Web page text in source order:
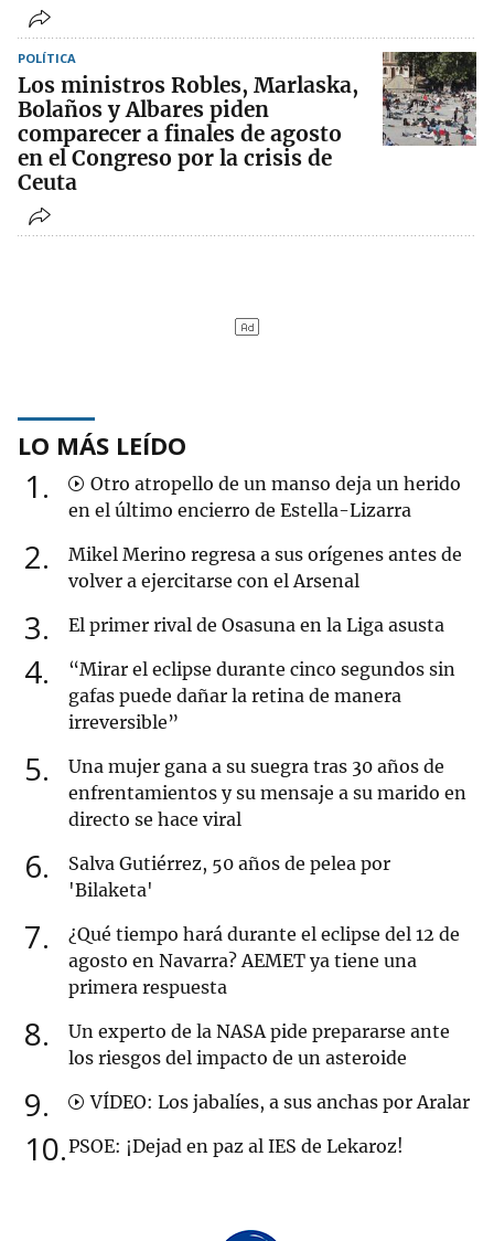
POLÍTICA
Los ministros Robles, Marlaska,
Bolaños y Albares piden
comparecer a finales de agosto
en el Congreso por la crisis de
Ceuta
LO MÁS LEÍDO
1
Otro atropello de un manso deja un herido
en el último encierro de Estella-Lizarra
2
Mikel Merino regresa a sus orígenes antes de
volver a ejercitarse con el Arsenal
3 El primer rival de Osasuna en la Liga asusta
4
“Mirar el eclipse durante cinco segundos sin
gafas puede dañar la retina de manera
irreversible”
5
Una mujer gana a su suegra tras 30 años de
enfrentamientos y su mensaje a su marido en
directo se hace viral
6
Salva Gutiérrez, 50 años de pelea por
'Bilaketa'
7
¿Qué tiempo hará durante el eclipse del 12 de
agosto en Navarra? AEMET ya tiene una
primera respuesta
8
Un experto de la NASA pide prepararse ante
los riesgos del impacto de un asteroide
9 VÍDEO: Los jabalíes, a sus anchas por Aralar
10 PSOE: ¡Dejad en paz al IES de Lekaroz!